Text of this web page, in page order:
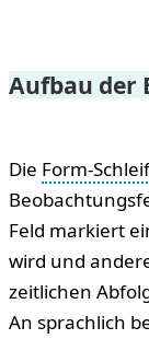
Aufbau der
Die Form-
Feld markiert
wird und
zeitlichen
An sprachlich